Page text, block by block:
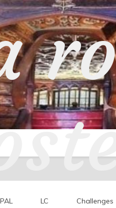
PAL LC Challenges